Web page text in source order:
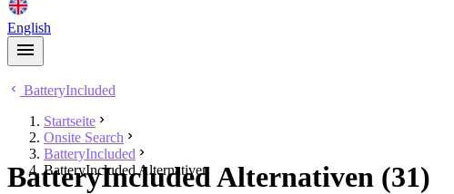
English
BatteryIncluded
Startseite
Onsite Search
BatteryIncluded
BatteryIncluded Alternativen
BatteryIncluded Alternativen (31)